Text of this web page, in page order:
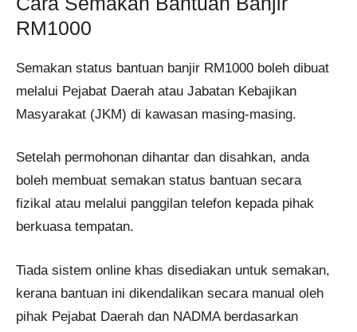
RM1000
Semakan status bantuan banjir RM1000 boleh dibuat
melalui Pejabat Daerah atau Jabatan Kebajikan
Masyarakat (JKM) di kawasan masing-masing.
Setelah permohonan dihantar dan disahkan, anda
boleh membuat semakan status bantuan secara
fizikal atau melalui panggilan telefon kepada pihak
berkuasa tempatan.
Tiada sistem online khas disediakan untuk semakan,
kerana bantuan ini dikendalikan secara manual oleh
pihak Pejabat Daerah dan NADMA berdasarkan